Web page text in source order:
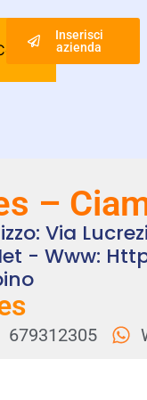
Inserisci
azienda
–
Via
- Www:
679312305